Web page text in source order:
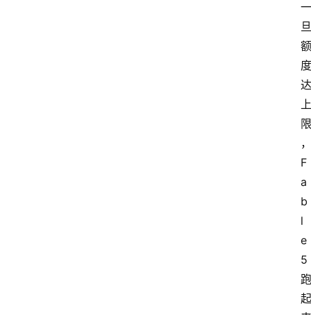
一
旦
额
度
达
上
限
，
F
a
b
l
e
5
跑
起